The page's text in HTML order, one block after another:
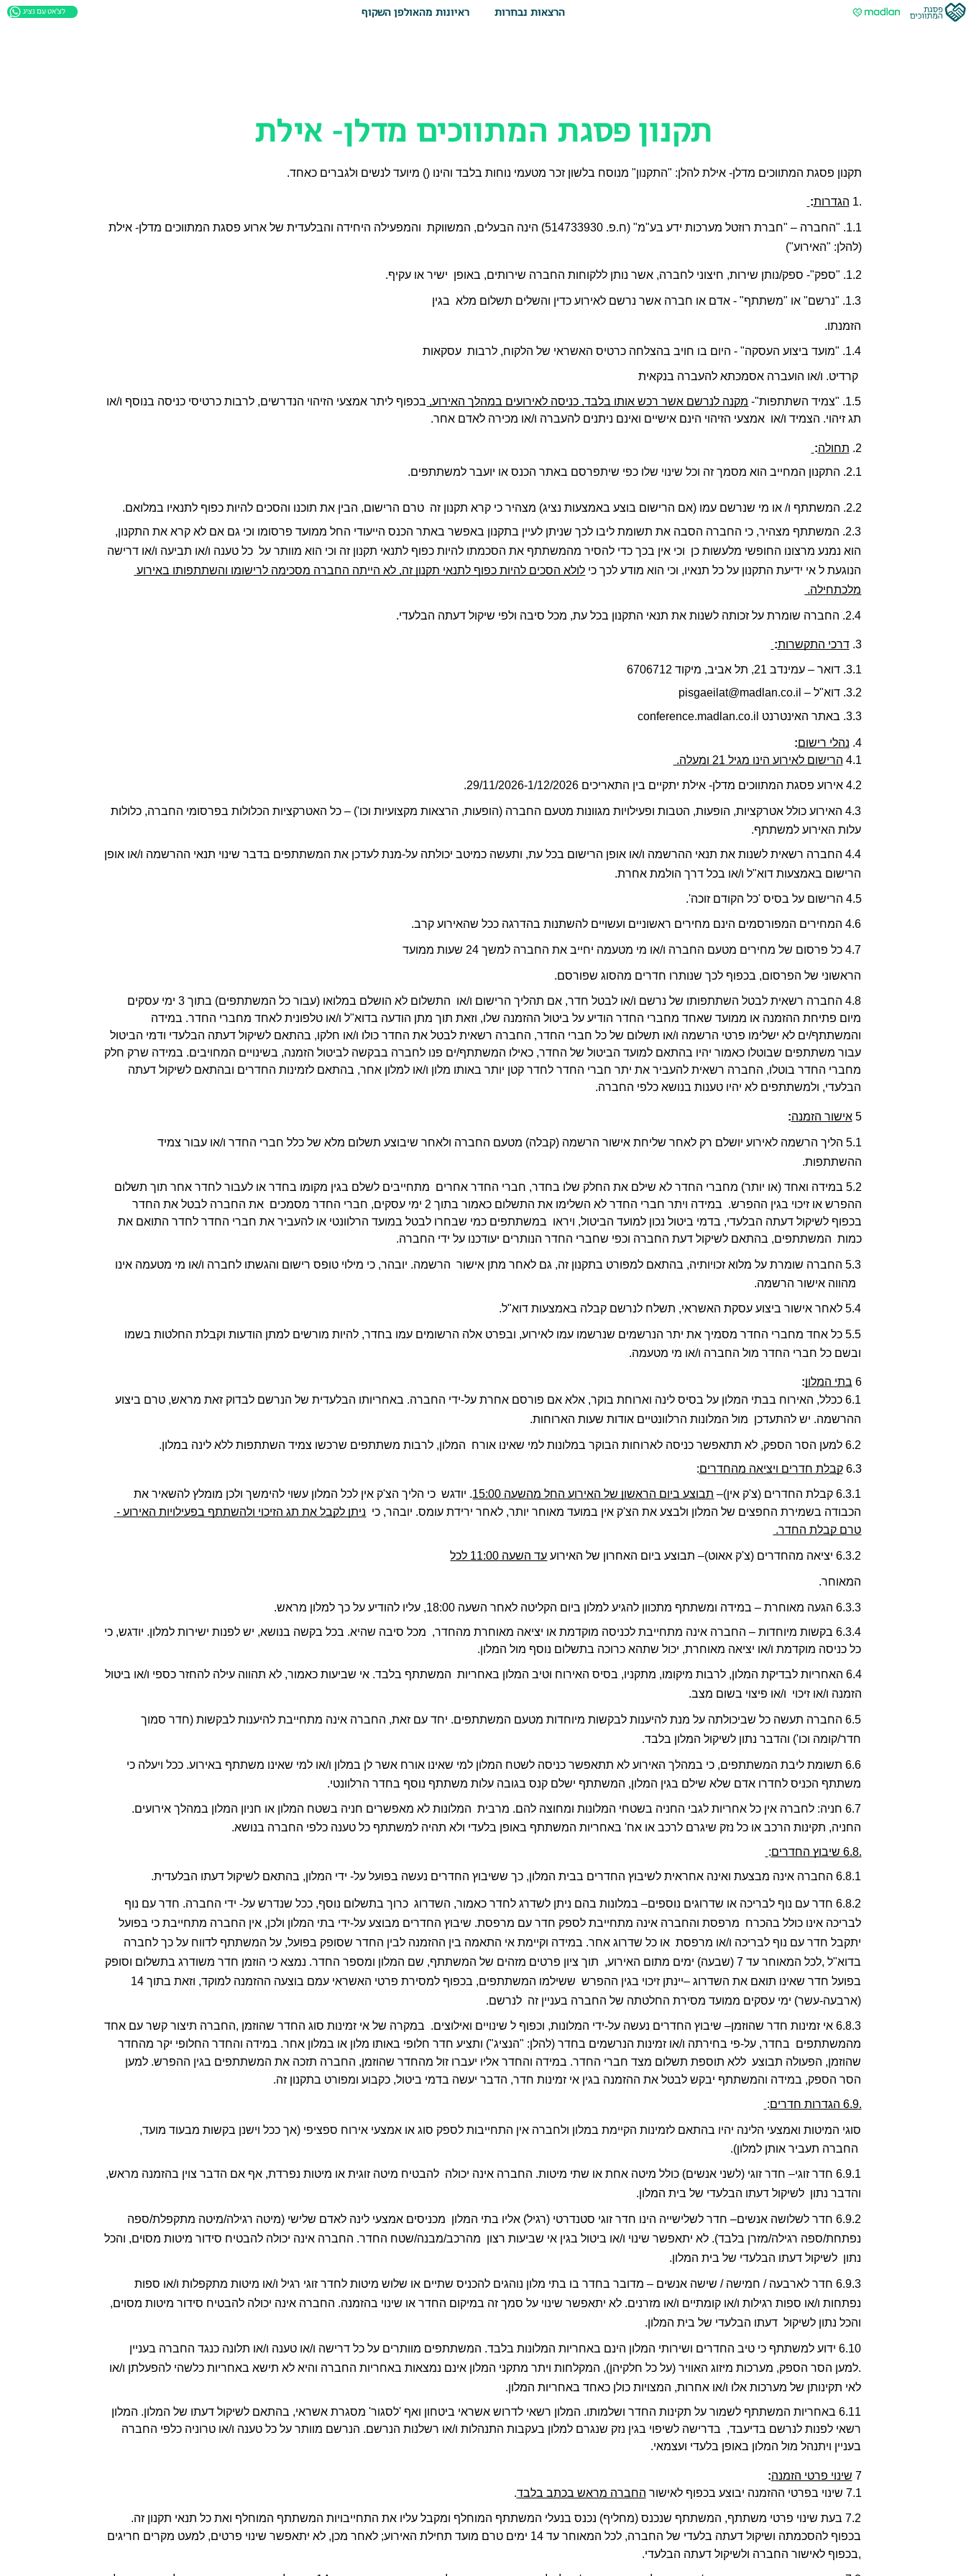
דלג לסרגל הניווט
דלג לתוכן
whatsapp
הרצאות נבחרות ראיונות מהאולפן השקוף
תקנון פסגת המתווכים מדלן- אילת
תקנון פסגת המתווכים מדלן- אילת להלן: "התקנון" מנוסח בלשון זכר מטעמי נוחות בלבד והינו () מיועד לנשים ולגברים כאחד.
.1 הגדרות:
(להלן: "האירוע")
1.2. "ספק"- ספק/נותן שירות, חיצוני לחברה, אשר נותן ללקוחות החברה שירותים, באופן  ישיר או עקיף.
1.3. "נרשם" או "משתתף" - אדם או חברה אשר נרשם לאירוע כדין והשלים תשלום מלא  בגין
הזמנתו.
1.4. "מועד ביצוע העסקה" - היום בו חויב בהצלחה כרטיס האשראי של הלקוח, לרבות  עסקאות
קרדיט. ו/או הועברה אסמכתא להעברה בנקאית
1.5. "צמיד השתתפות"- מקנה לנרשם אשר רכש אותו בלבד, כניסה לאירועים במהלך האירוע,
תג זיהוי. הצמיד ו/או  אמצעי הזיהוי הינם אישיים ואינם ניתנים להעברה ו/או מכירה לאדם אחר.
2. תחולה:
2.1. התקנון המחייב הוא מסמך זה וכל שינוי שלו כפי שיתפרסם באתר הכנס או יועבר למשתתפים.
2.2. המשתתף ו/ או מי שנרשם עמו (אם הרישום בוצע באמצעות נציג) מצהיר כי קרא תקנון זה  טרם הרישום, הבין את תוכנו והסכים להיות כפוף לתנאיו במלואם.
הנוגעת ל אי ידיעת התקנון על כל תנאיו, וכי הוא מודע לכך כי
לולא הסכים להיות כפוף לתנאי תקנון זה, לא הייתה החברה מסכימה לרישומו והשתתפותו באירוע
מלכתחילה.
2.4. החברה שומרת על זכותה לשנות את תנאי התקנון בכל עת, מכל סיבה ולפי שיקול דעתה הבלעדי.
3. דרכי התקשרות:
3.1. דואר – עמינדב 21, תל אביב, מיקוד 6706712
3.2. דוא"ל – pisgaeilat@madlan.co.il
3.3. באתר האינטרנט conference.madlan.co.il
4. נהלי רישום:
4.1 הרישום לאירוע הינו מגיל 21 ומעלה.
4.2 אירוע פסגת המתווכים מדלן- אילת יתקיים בין התאריכים 29/11/2026-1/12/2026.
4.3 האירוע כולל אטרקציות, הופעות, הטבות ופעילויות מגוונות מטעם החברה (הופעות, הרצאות מקצועיות וכו') – כל האטרקציות הכלולות בפרסומי החברה, כלולות
עלות האירוע למשתתף.
הרישום באמצעות דוא"ל ו/או בכל דרך הולמת אחרת.
4.5 הרישום על בסיס 'כל הקודם זוכה'.
4.6 המחירים המפורסמים הינם מחירים ראשוניים ועשויים להשתנות בהדרגה ככל שהאירוע קרב.
4.7 כל פרסום של מחירים מטעם החברה ו/או מי מטעמה יחייב את החברה למשך 24 שעות ממועד
הראשוני של הפרסום, בכפוף לכך שנותרו חדרים מהסוג שפורסם.
והמשתתף/ים לא ישלימו פרטי הרשמה ו/או תשלום של כל חברי החדר, החברה רשאית לבטל את החדר כולו ו/או חלקו, בהתאם לשיקול דעתה הבלעדי ודמי הביטול
הבלעדי, ולמשתתפים לא יהיו טענות בנושא כלפי החברה.
5 אישור הזמנה:
ההשתתפות.
כמות  המשתתפים, בהתאם לשיקול דעת החברה וכפי שחברי החדר הנותרים יעודכנו על ידי החברה.
מהווה אישור הרשמה.
5.4 לאחר אישור ביצוע עסקת האשראי, תשלח לנרשם קבלה באמצעות דוא"ל.
ובשם כל חברי החדר מול החברה ו/או מי מטעמה.
6 בתי המלון:
6.1 ככלל, האירוח בבתי המלון על בסיס לינה וארוחת בוקר, אלא אם פורסם אחרת על-ידי החברה. באחריותו הבלעדית של הנרשם לבדוק זאת מראש, טרם ביצוע
ההרשמה. יש להתעדכן  מול המלונות הרלוונטיים אודות שעות הארוחות.
6.2 למען הסר הספק, לא תתאפשר כניסה לארוחות הבוקר במלונות למי שאינו אורח  המלון, לרבות משתתפים שרכשו צמיד השתתפות ללא לינה במלון.
6.3 קבלת חדרים ויציאה מהחדרים:
6.3.1 קבלת החדרים (צ'ק אין)– תבוצע ביום הראשון של האירוע החל מהשעה 15:00
. יודגש  כי הליך הצ'ק אין לכל המלון עשוי להימשך ולכן מומלץ להשאיר את
הכבודה בשמירת החפצים של המלון ולבצע את הצ'ק אין במועד מאוחר יותר, לאחר ירידת עומס. יובהר, כי
ניתן לקבל את תג הזיכוי ולהשתתף בפעילויות האירוע -
טרם קבלת החדר.
6.3.2 יציאה מהחדרים (צ'ק אאוט)– תבוצע ביום האחרון של האירוע עד השעה 11:00 לכל
המאוחר.
6.3.3 הגעה מאוחרת – במידה ומשתתף מתכוון להגיע למלון ביום הקליטה לאחר השעה 18:00, עליו להודיע על כך למלון מראש.
כל כניסה מוקדמת ו/או יציאה מאוחרת, יכול שתהא כרוכה בתשלום נוסף מול המלון.
הזמנה ו/או זיכוי  ו/או פיצוי בשום מצב.
6.5 החברה תעשה כל שביכולתה על מנת להיענות לבקשות מיוחדות מטעם המשתתפים. יחד עם זאת, החברה אינה מתחייבת להיענות לבקשות (חדר סמוך
חדר/קומה וכו') והדבר נתון לשיקול המלון בלבד.
משתתף הכניס לחדרו אדם שלא שילם בגין המלון, המשתתף ישלם קנס בגובה עלות משתתף נוסף בחדר הרלוונטי.
החניה, תקינות הרכב או כל נזק שיגרם לרכב או אח' באחריות המשתתף באופן בלעדי ולא תהיה למשתתף כל טענה כלפי החברה בנושא.
.6.8 שיבוץ החדרים
:
6.8.1 החברה אינה מבצעת ואינה אחראית לשיבוץ החדרים בבית המלון, כך ששיבוץ החדרים נעשה בפועל על- ידי המלון, בהתאם לשיקול דעתו הבלעדית.
לבריכה אינו כולל בהכרח  מרפסת והחברה אינה מתחייבת לספק חדר עם מרפסת. שיבוץ החדרים מבוצע על-ידי בתי המלון ולכן, אין החברה מתחייבת כי בפועל
(ארבעה-עשר) ימי עסקים ממועד מסירת החלטתה של החברה בעניין זה  לנרשם.
6.8.3 אי זמינות חדר שהוזמן– שיבוץ החדרים נעשה על-ידי המלונות, וכפוף ל שינויים ואילוצים.  במקרה של אי זמינות סוג החדר שהוזמן ,החברה תיצור קשר עם אחד
מהמשתתפים  בחדר, על-פי בחירתה ו/או זמינות הנרשמים בחדר (להלן: "הנציג") ותציע חדר חלופי באותו מלון או במלון אחר. במידה והחדר החלופי יקר מהחדר
הסר הספק, במידה והמשתתף יבקש לבטל את ההזמנה בגין אי זמינות חדר, הדבר יעשה בדמי ביטול, כקבוע ומפורט בתקנון זה.
.6.9 הגדרות חדרים :
החברה תעביר אותן למלון).
והדבר נתון  לשיקול דעתו הבלעדי של בית המלון.
נפתחת/ספה רגילה/מזרן בלבד). לא יתאפשר שינוי ו/או ביטול בגין אי שביעות רצון  מהרכב/מבנה/שטח החדר. החברה אינה יכולה להבטיח סידור מיטות מסוים, והכל
נתון  לשיקול דעתו הבלעדי של בית המלון.
6.9.3 חדר לארבעה / חמישה / שישה אנשים – מדובר בחדר בו בתי מלון נוהגים להכניס שתיים או שלוש מיטות לחדר זוגי רגיל ו/או מיטות מתקפלות ו/או ספות
והכל נתון לשיקול  דעתו הבלעדי של בית המלון.
לאי תקינותן של מערכות אלו ו/או אחרות, המצויות כולן כאחד באחריות המלון.
בעניין ויתנהל מול המלון באופן בלעדי ועצמאי.
7 שינוי פרטי הזמנה:
7.1 שינוי בפרטי ההזמנה יבוצע בכפוף לאישור
החברה מראש בכתב בלבד.
,בכפוף לאישור החברה ולשיקול דעתה הבלעדי.